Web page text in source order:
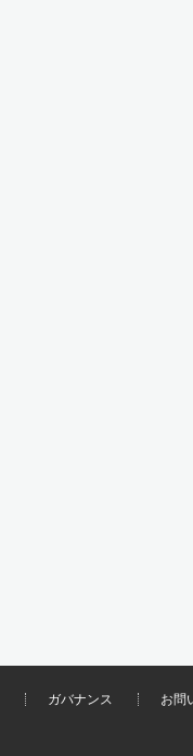
ガバナンス お問